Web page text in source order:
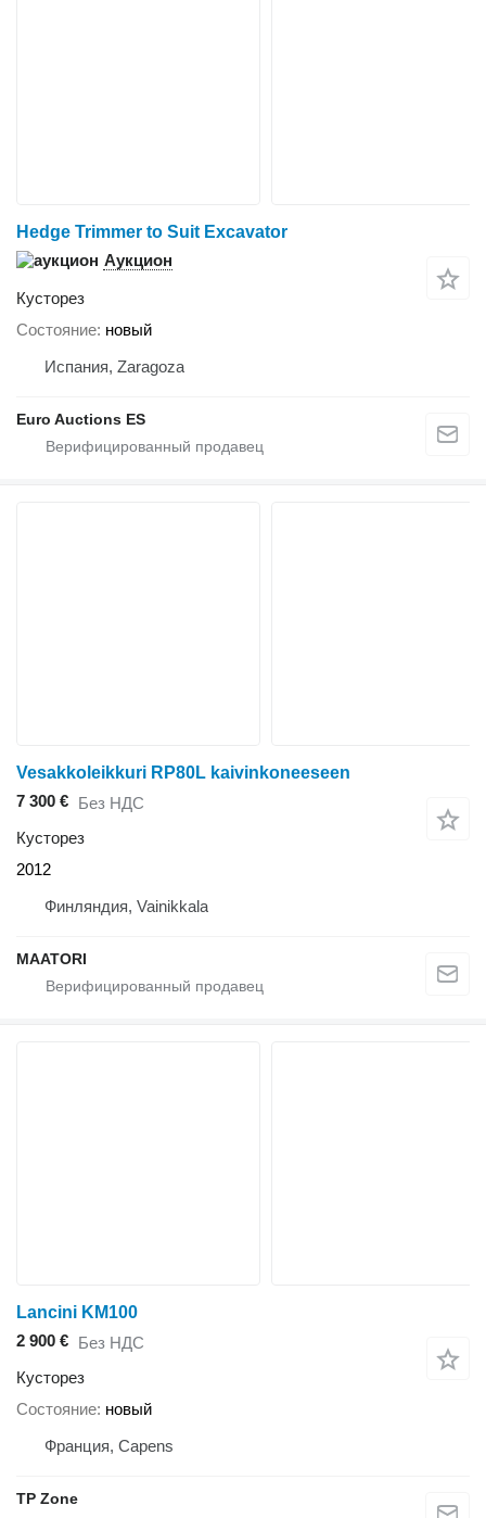
Hedge Trimmer to Suit Excavator
Аукцион
Кусторез
Состояние новый
Испания, Zaragoza
Euro Auctions ES
Vesakkoleikkuri RP80L kaivinkoneeseen
7 300 € Без НДС
Кусторез
2012
Финляндия, Vainikkala
MAATORI
Lancini KM100
2 900 € Без НДС
Кусторез
Состояние новый
Франция, Capens
TP Zone